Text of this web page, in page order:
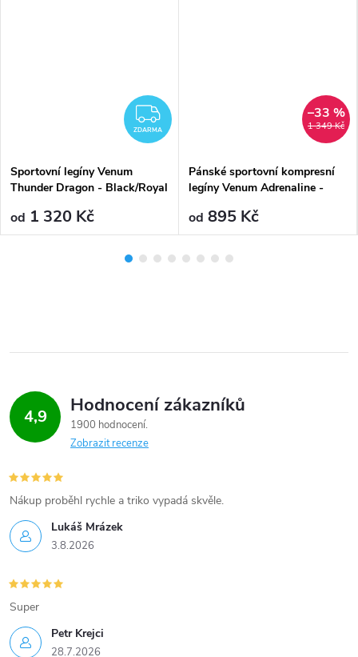
ZDARMA
ZDARMA
Sportovní legíny Venum
Thunder Dragon - Black/Royal
od 1 320 Kč
1 349 Kč
–33 %
Pánské sportovní kompresní
legíny Venum Adrenaline -
od 895 Kč
4,9 Hodnocení zákazníků
1900 hodnocení
Zobrazit recenze
Lukáš Mrázek
3.8.2026
Nákup proběhl rychle a triko vypadá skvěle.
Petr Krejci
28.7.2026
Super